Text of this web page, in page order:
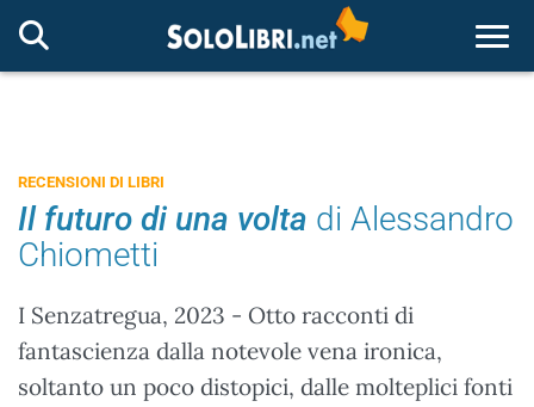
RECENSIONI DI LIBRI
Il futuro di una volta di Alessandro
Chiometti
I Senzatregua, 2023 - Otto racconti di
fantascienza dalla notevole vena ironica,
soltanto un poco distopici, dalle molteplici fonti